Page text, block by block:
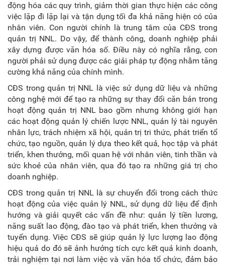
động hóa các quy trình, giảm thời gian thực hiện các công
việc lặp đi lặp lại và tận dụng tối đa khả năng hiện có của
nhân viên. Con người chính là trung tâm của CĐS trong
quản trị NNL. Do vậy, để thành công, doanh nghiệp phải
xây dựng được văn hóa số. Điều này có nghĩa rằng, con
người phải sử dụng được các giải pháp tự động nhằm tăng
cường khả năng của chính mình.
CĐS trong quản trị NNL là việc sử dụng dữ liệu và những
công nghệ mới để tạo ra những sự thay đổi căn bản trong
hoạt động quản trị NNL bao gồm nhưng không giới hạn
các hoạt động quản lý chiến lược NNL, quản lý tài nguyên
nhân lực, trách nhiệm xã hội, quản trị tri thức, phát triển tổ
chức, tạo nguồn, quản lý dựa theo kết quả, học tập và phát
triển, khen thưởng, mối quan hệ với nhân viên, tinh thần và
sức khoẻ của nhân viên, qua đó tạo ra những giá trị cho
doanh nghiệp.
CĐS trong quản trị NNL là sự chuyển đổi trong cách thức
hoạt động của việc quản lý NNL, sử dụng dữ liệu để định
hướng và giải quyết các vấn đề như: quản lý tiền lương,
năng suất lao động, đào tạo và phát triển, khen thưởng và
tuyển dụng. Việc CĐS sẽ giúp quản lý lực lượng lao động
hiệu quả do đó sẽ ảnh hưởng tích cực kết quả kinh doanh,
trải nghiệm tại nơi làm việc và văn hóa tổ chức, đảm bảo